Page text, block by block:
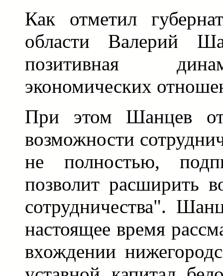
Как отметил
области Валерий
позитивная
экономических
При этом Шанцев
возможности
не полностью,
позволит расширить
сотрудничества".
настоящее время
вхождении